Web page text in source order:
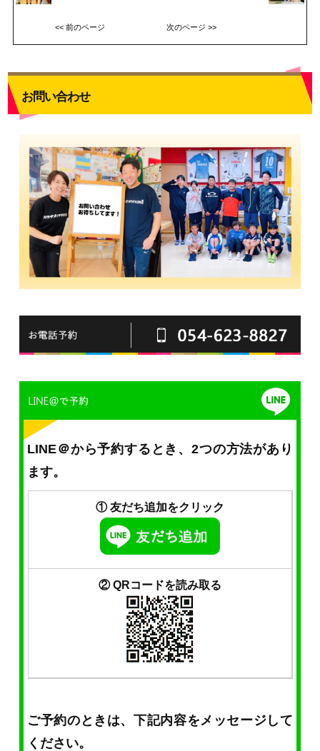
<< 前のページ 次のページ >>
お問い合わせ
LINE＠から予約するとき、2つの方法があり
ます。
① 友だち追加をクリック
② QRコードを読み取る
ご予約のときは、下記内容をメッセージして
ください。